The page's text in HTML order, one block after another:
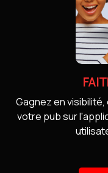
Gagnez en
votre pub sur